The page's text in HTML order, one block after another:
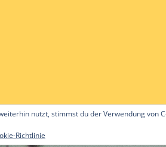
nutzt, stimmst du der Verwendung von
Richtlinie